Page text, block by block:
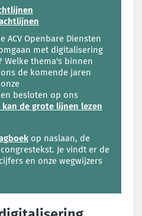
ACV Openbare Diensten
met digitalisering
Welke thema's binnen
de komende jaren
besloten op ons
kan de grote lijnen lezen
op naslaan, de
Je vindt er de
en onze wegwijzers